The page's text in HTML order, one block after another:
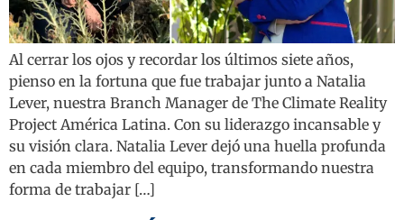
Al cerrar los ojos y recordar los últimos siete años,
pienso en la fortuna que fue trabajar junto a Natalia
Lever, nuestra Branch Manager de The Climate Reality
Project América Latina. Con su liderazgo incansable y
su visión clara. Natalia Lever dejó una huella profunda
en cada miembro del equipo, transformando nuestra
forma de trabajar […]